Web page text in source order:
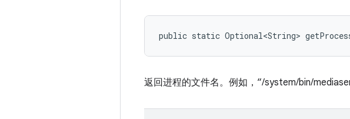
public static Optional<String>
返回进程的文件名。例如，“/system/bin/